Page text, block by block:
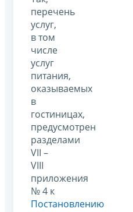
перечень
услуг,
в том
числе
услуг
питания,
оказываемых
в
гостиницах,
предусмотрен
разделами
VII –
VIII
приложения
№ 4 к
Постановлению